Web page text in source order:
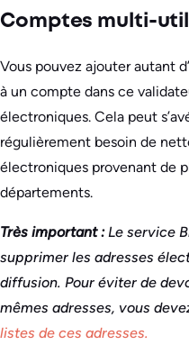
Comptes multi-
Vous pouvez ajouter autant
à un compte dans ce
électroniques. Cela peut
régulièrement besoin de
électroniques provenant de
départements.
Très important : Le service
supprimer les adresses
diffusion. Pour éviter de
mêmes adresses, vous
listes de ces adresses.